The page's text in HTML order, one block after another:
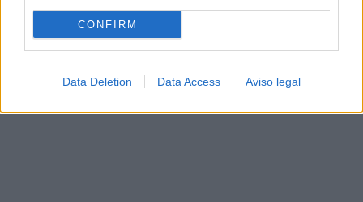
CONFIRM
Data Deletion Data Access Aviso legal